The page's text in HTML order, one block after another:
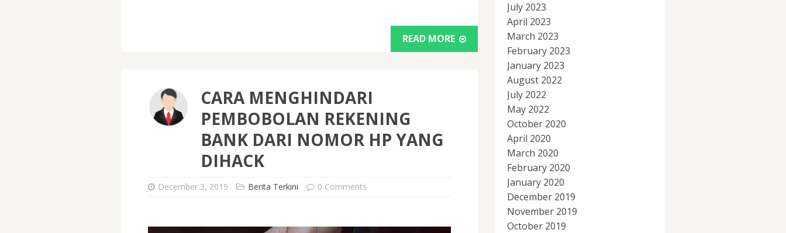
READ MORE
CARA MENGHINDARI
PEMBOBOLAN REKENING
BANK DARI NOMOR HP YANG
DIHACK
December 3, 2019 Berita Terkini 0 Comments
July 2023
April 2023
March 2023
February 2023
January 2023
August 2022
July 2022
May 2022
October 2020
April 2020
March 2020
February 2020
January 2020
December 2019
November 2019
October 2019